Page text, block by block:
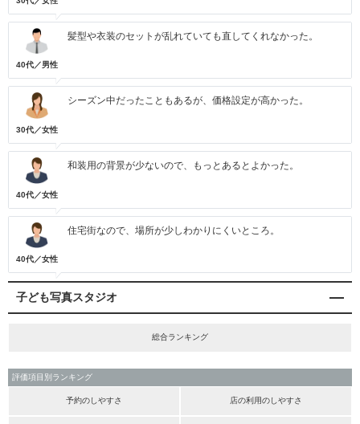
40代／男性
髪型や衣装のセットが乱れていても直してくれなかった。
30代／女性
シーズン中だったこともあるが、価格設定が高かった。
40代／女性
和装用の背景が少ないので、もっとあるとよかった。
40代／女性
住宅街なので、場所が少しわかりにくいところ。
子ども写真スタジオ
総合ランキング
評価項目別ランキング
予約のしやすさ 店の利用のしやすさ